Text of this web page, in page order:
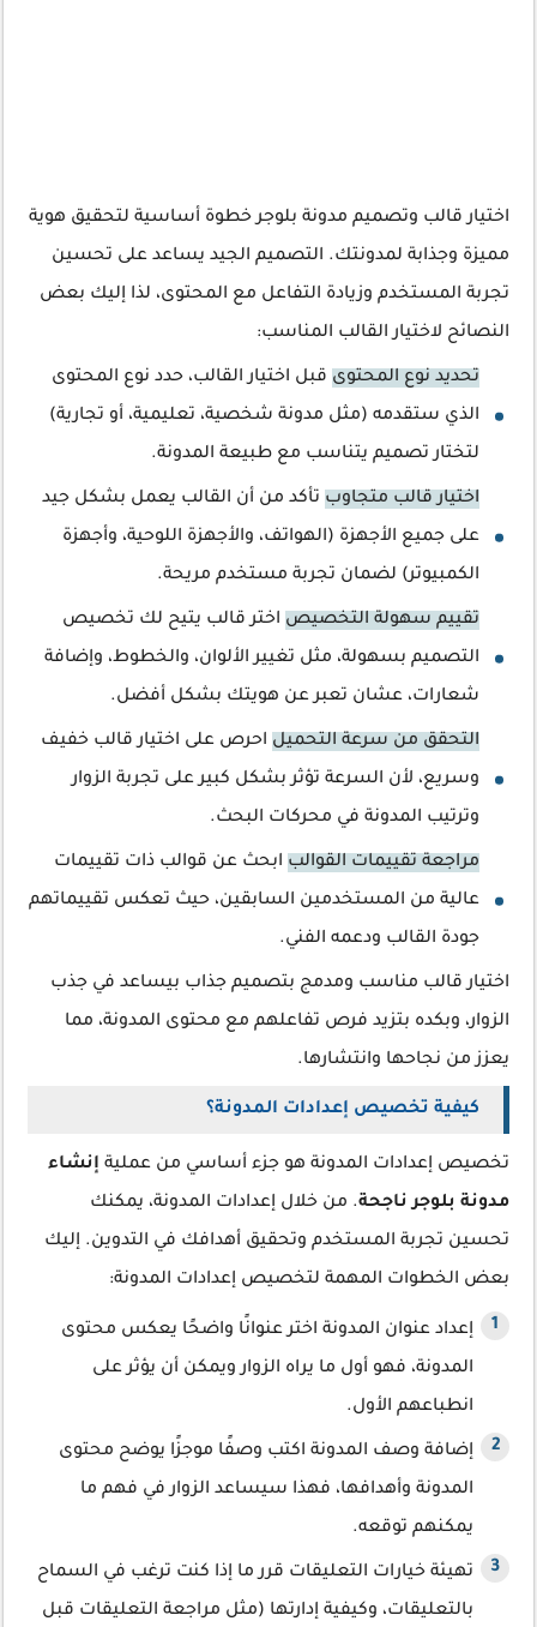
اختيار قالب وتصميم مدونة بلوجر خطوة أساسية لتحقيق هوية
مميزة وجذابة لمدونتك. التصميم الجيد يساعد على تحسين
تجربة المستخدم وزيادة التفاعل مع المحتوى، لذا إليك بعض
النصائح لاختيار القالب المناسب:
تحديد نوع المحتوى قبل اختيار القالب، حدد نوع المحتوى
الذي ستقدمه (مثل مدونة شخصية، تعليمية، أو تجارية)
لتختار تصميم يتناسب مع طبيعة المدونة.
اختيار قالب متجاوب تأكد من أن القالب يعمل بشكل جيد
على جميع الأجهزة (الهواتف، والأجهزة اللوحية، وأجهزة
الكمبيوتر) لضمان تجربة مستخدم مريحة.
تقييم سهولة التخصيص اختر قالب يتيح لك تخصيص
التصميم بسهولة، مثل تغيير الألوان، والخطوط، وإضافة
شعارات، عشان تعبر عن هويتك بشكل أفضل.
التحقق من سرعة التحميل احرص على اختيار قالب خفيف
وسريع، لأن السرعة تؤثر بشكل كبير على تجربة الزوار
وترتيب المدونة في محركات البحث.
مراجعة تقييمات القوالب ابحث عن قوالب ذات تقييمات
عالية من المستخدمين السابقين، حيث تعكس تقييماتهم
جودة القالب ودعمه الفني.
اختيار قالب مناسب ومدمج بتصميم جذاب بيساعد في جذب
الزوار، وبكده بتزيد فرص تفاعلهم مع محتوى المدونة، مما
يعزز من نجاحها وانتشارها.
كيفية تخصيص إعدادات المدونة؟
تخصيص إعدادات المدونة هو جزء أساسي من عملية إنشاء
مدونة بلوجر ناجحة. من خلال إعدادات المدونة، يمكنك
تحسين تجربة المستخدم وتحقيق أهدافك في التدوين. إليك
بعض الخطوات المهمة لتخصيص إعدادات المدونة:
إعداد عنوان المدونة اختر عنوانًا واضحًا يعكس محتوى
المدونة، فهو أول ما يراه الزوار ويمكن أن يؤثر على
انطباعهم الأول.
إضافة وصف المدونة اكتب وصفًا موجزًا يوضح محتوى
المدونة وأهدافها، فهذا سيساعد الزوار في فهم ما
يمكنهم توقعه.
تهيئة خيارات التعليقات قرر ما إذا كنت ترغب في السماح
بالتعليقات، وكيفية إدارتها (مثل مراجعة التعليقات قبل